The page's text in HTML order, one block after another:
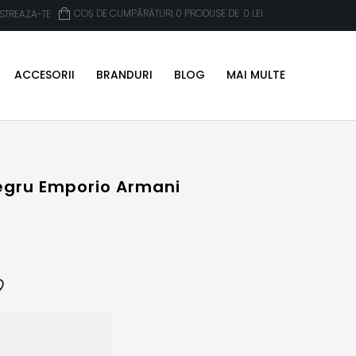
COȘ DE CUMPĂRĂTURI 0 PRODUSE DE 0 LEI
TE
ACCESORII BRANDURI BLOG MAI MULTE
Emporio Armani